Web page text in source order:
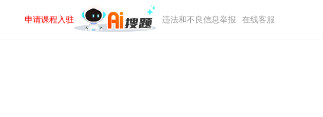
申请课程入驻 违法和不良信息举报 在线客服